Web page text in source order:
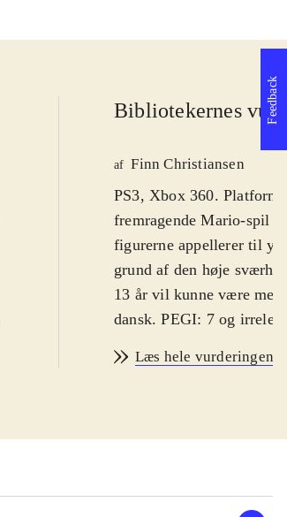
Bibliotekernes
af Finn Christiansen
PS3, Xbox 360.
fremragende Mario-spil
figurerne appellerer til
grund af den høje
13 år vil kunne være med
dansk. PEGI: 7 og
hænder og fødder, som
skyggen af de vanvittige
smukkeste platformspil
Læs hele vurderingen
Feedback